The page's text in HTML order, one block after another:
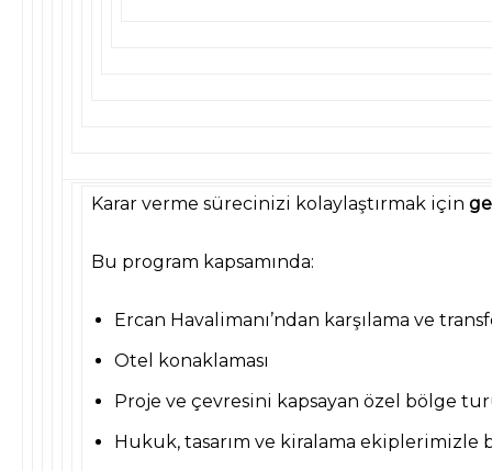
Karar verme sürecinizi kolaylaştırmak için
Bu program kapsamında:
Ercan Havalimanı’ndan karşılama ve
Otel konaklaması
Proje ve çevresini kapsayan özel bölge
Hukuk, tasarım ve kiralama